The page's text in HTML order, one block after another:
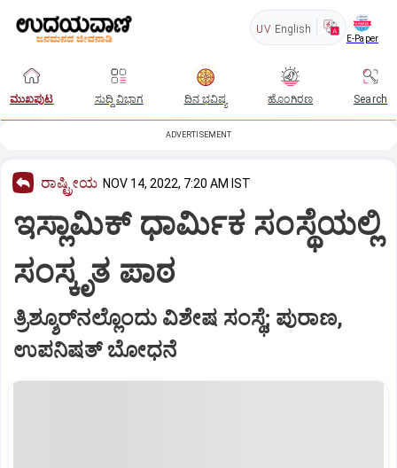
UV English
E-Paper
ಮುಖಪುಟ ಸುದ್ದಿ ವಿಭಾಗ ದಿನ ಭವಿಷ್ಯ ಹೊಂಗಿರಣ Search
ADVERTISEMENT
ರಾಷ್ಟ್ರೀಯ NOV 14, 2022, 7:20 AM IST
ಇಸ್ಲಾಮಿಕ್‌ ಧಾರ್ಮಿಕ ಸಂಸ್ಥೆಯಲ್ಲಿ
ಸಂಸ್ಕೃತ ಪಾಠ
ತ್ರಿಶ್ಶೂರ್‌ನಲ್ಲೊಂದು ವಿಶೇಷ ಸಂಸ್ಥೆ; ಪುರಾಣ,
ಉಪನಿಷತ್‌ ಬೋಧನೆ